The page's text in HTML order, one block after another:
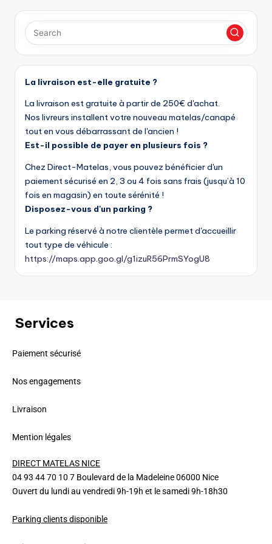
La livraison est-elle gratuite ?
La livraison est gratuite à partir de 250€ d'achat.
Nos livreurs installent votre nouveau matelas/canapé
tout en vous débarrassant de l'ancien !
Est-il possible de payer en plusieurs fois ?
Chez Direct-Matelas, vous pouvez bénéficier d'un
paiement sécurisé en 2, 3 ou 4 fois sans frais (jusqu’à 10
fois en magasin) en toute sérénité !
Disposez-vous d'un parking ?
Le parking réservé à notre clientèle permet d'accueillir
tout type de véhicule :
https://maps.app.goo.gl/g1izuR56PrmSYogU8
Services
Paiement sécurisé
Nos engagements
Livraison
Mention légales
DIRECT MATELAS NICE
04 93 44 70 10 7 Boulevard de la Madeleine 06000 Nice
Ouvert du lundi au vendredi 9h-19h et le samedi 9h-18h30
Parking clients disponible